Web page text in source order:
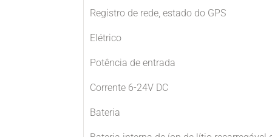
Registro de rede, estado do GPS
Elétrico
Potência de entrada
Corrente 6-24V DC
Bateria